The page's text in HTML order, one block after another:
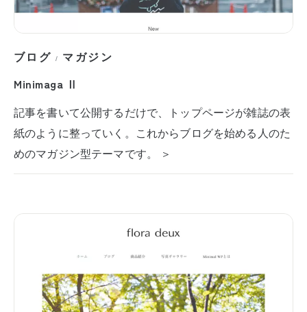
ブログ / マガジン
Minimaga Ⅱ
記事を書いて公開するだけで、トップページが雑誌の表
紙のように整っていく。これからブログを始める人のた
めのマガジン型テーマです。 ＞